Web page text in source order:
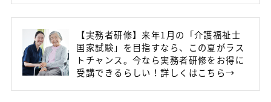
【実務者研修】来年1月の「介護福祉士
国家試験」を目指すなら、この夏がラス
トチャンス。今なら実務者研修をお得に
受講できるらしい！詳しくはこちら→